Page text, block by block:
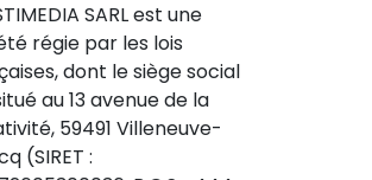
SARL est une
régie par les lois
dont le siège social
au 13 avenue de la
59491 Villeneuve-
(SIRET :